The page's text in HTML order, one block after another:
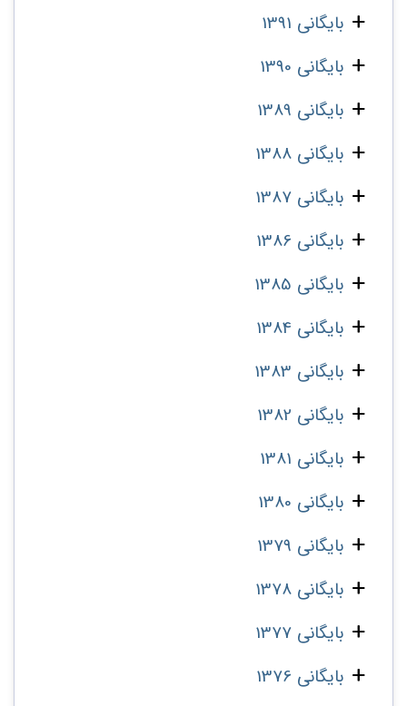
بایگانی 1391
بایگانی 1390
بایگانی 1389
بایگانی 1388
بایگانی 1387
بایگانی 1386
بایگانی 1385
بایگانی 1384
بایگانی 1383
بایگانی 1382
بایگانی 1381
بایگانی 1380
بایگانی 1379
بایگانی 1378
بایگانی 1377
بایگانی 1376